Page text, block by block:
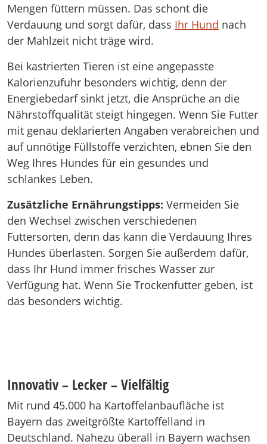
Mengen füttern müssen. Das schont die
Verdauung und sorgt dafür, dass Ihr Hund nach
der Mahlzeit nicht träge wird.
Bei kastrierten Tieren ist eine angepasste
Kalorienzufuhr besonders wichtig, denn der
Energiebedarf sinkt jetzt, die Ansprüche an die
Nährstoffqualität steigt hingegen. Wenn Sie Futter
mit genau deklarierten Angaben verabreichen und
auf unnötige Füllstoffe verzichten, ebnen Sie den
Weg Ihres Hundes für ein gesundes und
schlankes Leben.
Zusätzliche Ernährungstipps: Vermeiden Sie
den Wechsel zwischen verschiedenen
Futtersorten, denn das kann die Verdauung Ihres
Hundes überlasten. Sorgen Sie außerdem dafür,
dass Ihr Hund immer frisches Wasser zur
Verfügung hat. Wenn Sie Trockenfutter geben, ist
das besonders wichtig.
Innovativ – Lecker – Vielfältig
Mit rund 45.000 ha Kartoffelanbaufläche ist
Bayern das zweitgrößte Kartoffelland in
Deutschland. Nahezu überall in Bayern wachsen